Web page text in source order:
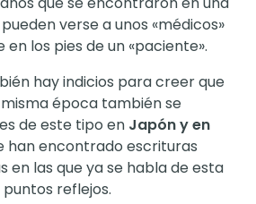
verse a unos «médicos»
en los pies de un «paciente».
hay indicios para creer que
época también se
de este tipo en Japón y en
han encontrado escrituras
en las que ya se habla de esta
reflejos.